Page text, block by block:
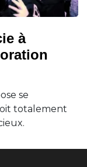
à
se
totalement